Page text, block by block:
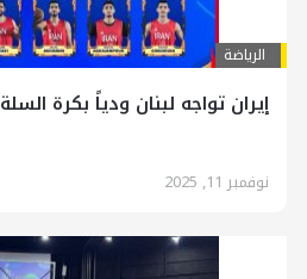
الرياضة
إيران تواجه لبنان ودياً بكرة السلة
نوفمبر 11, 2025